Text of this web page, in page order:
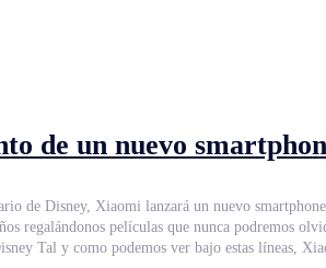
de un nuevo
de Disney, Xiaomi lanzará un nuevo
por Disney Tal y como podemos ver bajo estas